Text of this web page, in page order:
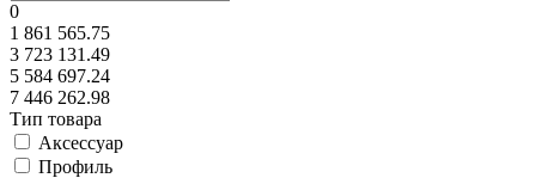
0
1 861 565.75
3 723 131.49
5 584 697.24
7 446 262.98
Тип товара
Аксессуар
Профиль